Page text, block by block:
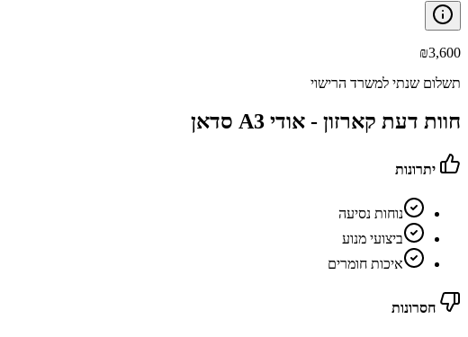
₪3,600
תשלום שנתי למשרד הרישוי
חוות דעת קארזון - אודי A3 סדאן
יתרונות
נוחות נסיעה
ביצועי מנוע
איכות חומרים
חסרונות